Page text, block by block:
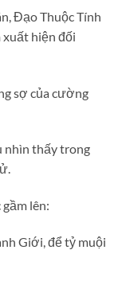
Đạo Thuộc Tính
xuất hiện đối
sợ của cường
nhìn thấy trong
lên:
Giới, để tỷ muội